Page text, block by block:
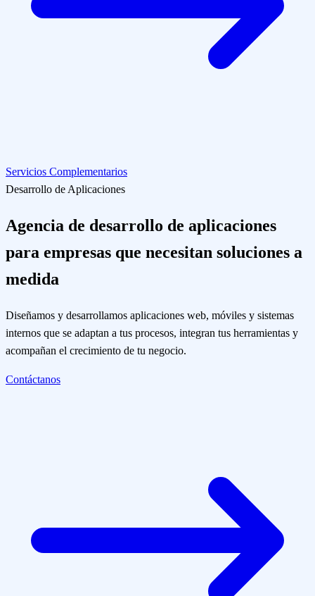
Servicios Complementarios
Desarrollo de Aplicaciones
Agencia de desarrollo de aplicaciones
para empresas que necesitan soluciones a
medida
Diseñamos y desarrollamos aplicaciones web, móviles y sistemas
internos que se adaptan a tus procesos, integran tus herramientas y
acompañan el crecimiento de tu negocio.
Contáctanos